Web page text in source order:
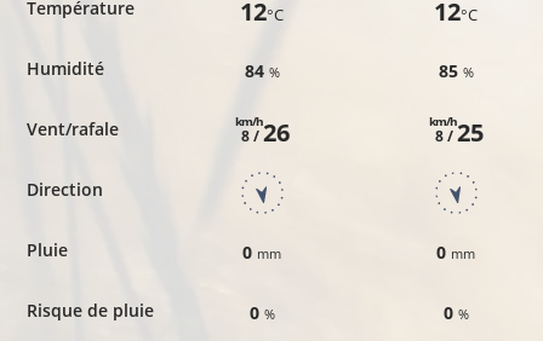
Température
Humidité
Vent/rafale
Direction
Pluie
Risque de pluie
12°C
84 %
8 /
km/h26
0 mm
0 %
12°C
85 %
8 /
km/h25
0 mm
0 %